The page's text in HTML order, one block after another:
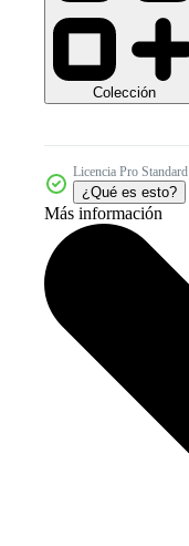
Colección
Licencia Pro Standard
¿Qué es esto?
Más información